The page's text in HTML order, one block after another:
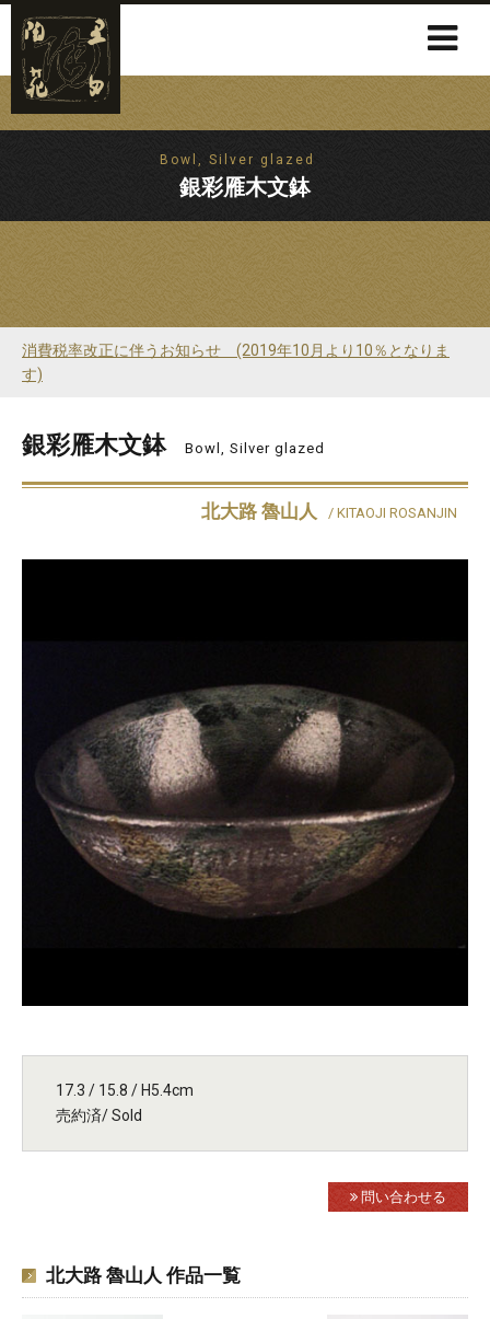
Bowl, Silver glazed
銀彩雁木文鉢
消費税率改正に伴うお知らせ (2019年10月より10％となりま
す)
銀彩雁木文鉢 Bowl, Silver glazed
北大路 魯山人 / KITAOJI ROSANJIN
17.3 / 15.8 / H5.4cm
売約済/ Sold
問い合わせる
北大路 魯山人 作品一覧